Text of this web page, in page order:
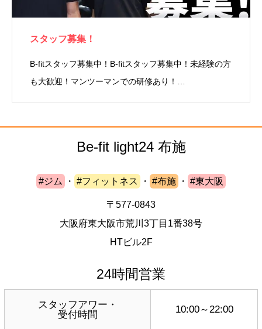
スタッフ募集！
B-fitスタッフ募集中！B-fitスタッフ募集中！未経験の方
も大歓迎！マンツーマンでの研修あり！…
Be-fit light24 布施
#ジム ・ #フィットネス ・ #布施 ・ #東大阪
〒577-0843
大阪府東大阪市荒川3丁目1番38号
HTビル2F
24時間営業
スタッフアワー・
受付時間
10:00～22:00